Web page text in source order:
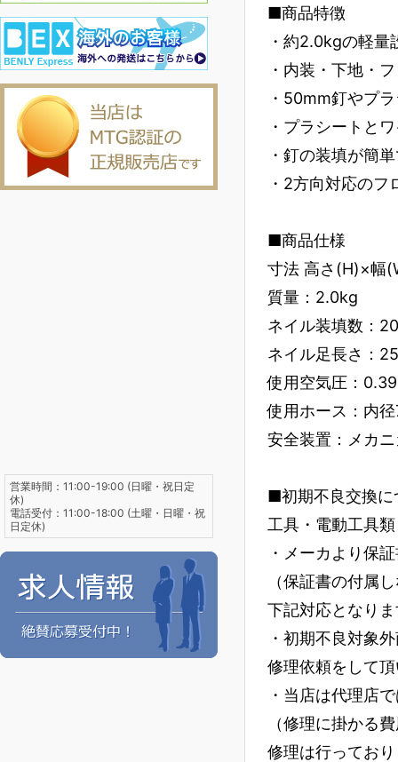
■商品特徴
・約2.0kgの軽量
・内装・下地・
・50mm釘やプ
・プラシートと
・釘の装填が簡
・2方向対応の
■商品仕様
寸法 高さ(H)×幅
質量：2.0kg
ネイル装填数：
ネイル足長さ：
使用空気圧：
使用ホース：内
安全装置：メカ
■初期不良交換に
工具・電動工具
・メーカより保
（保証書の付属
下記対応となり
・初期不良対象
修理依頼をして
・当店は代理店
（修理に掛かる
修理は行ってお
営業時間：11:00-19:00 (日曜・祝日定
休)
電話受付：11:00-18:00 (土曜・日曜・祝
日定休)